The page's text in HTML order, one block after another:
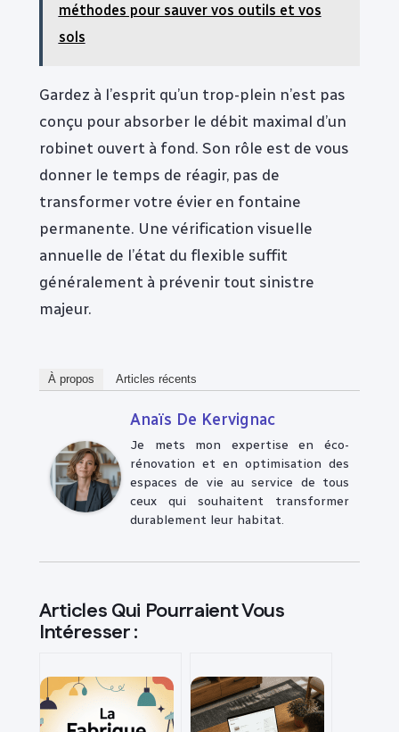
méthodes pour sauver vos outils et vos
sols
Gardez à l’esprit qu’un trop-plein n’est pas
conçu pour absorber le débit maximal d’un
robinet ouvert à fond. Son rôle est de vous
donner le temps de réagir, pas de
transformer votre évier en fontaine
permanente. Une vérification visuelle
annuelle de l’état du flexible suffit
généralement à prévenir tout sinistre
majeur.
À propos Articles récents
Anaïs De Kervignac
Je mets mon expertise en éco-
rénovation et en optimisation des
espaces de vie au service de tous
ceux qui souhaitent transformer
durablement leur habitat.
Articles Qui Pourraient Vous
Intéresser :